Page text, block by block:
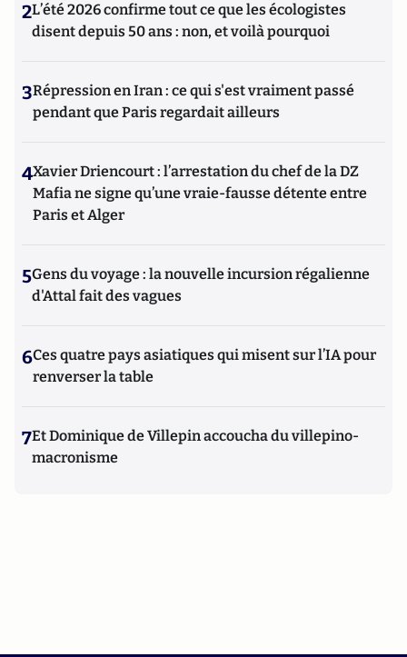
2L’été 2026 confirme tout ce que les écologistes
disent depuis 50 ans : non, et voilà pourquoi
3Répression en Iran : ce qui s'est vraiment passé
pendant que Paris regardait ailleurs
4Xavier Driencourt : l’arrestation du chef de la DZ
Mafia ne signe qu’une vraie-fausse détente entre
Paris et Alger
5Gens du voyage : la nouvelle incursion régalienne
d'Attal fait des vagues
6Ces quatre pays asiatiques qui misent sur l’IA pour
renverser la table
7Et Dominique de Villepin accoucha du villepino-
macronisme